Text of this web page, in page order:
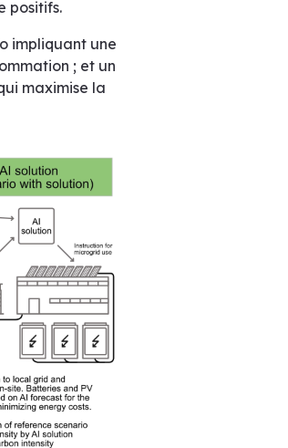
positifs.
impliquant une
; et un
maximise la